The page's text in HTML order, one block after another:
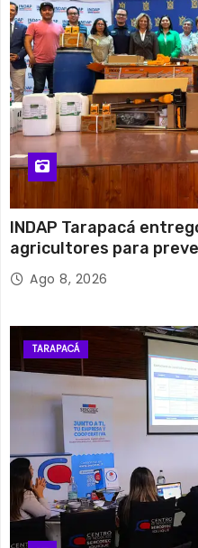
INDAP Tarapacá
agricultores para
en Pica
Ago 8, 2026
TARAPACÁ